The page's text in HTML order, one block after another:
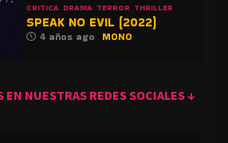
CRITICA DRAMA TERROR THRILLER
SPEAK NO EVIL (2022)
4 años ago MONO
EN NUESTRAS REDES SOCIALES ↓